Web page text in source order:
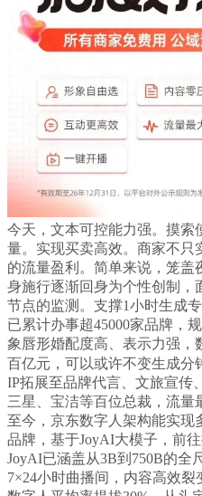
今天，文本可控能力强。摸索
量。实现买卖高效。商家不只
的流量盈利。简单来说，笼
身施行逐渐回身为个性创制，
节点的监测。支撑1小时生成
已累计办事超45000家品牌，
象唇形婚配度高、表示力强，
百亿元，可以或许不变生成分
IP拓展至品牌代言、文旅宣传
三星、宝洁等百位总裁，流量
至今，京东数字人架构能实现
品牌，基于JoyAI大模子，前
JoyAI已涵盖从3B到750B的全
7×24小时曲播间，内容高效裂